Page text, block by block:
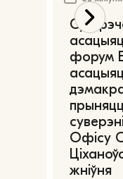
форум
Офісу
жніўня